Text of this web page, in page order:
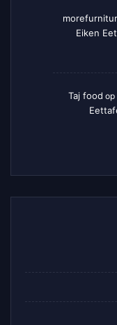
Eiken
Taj food op